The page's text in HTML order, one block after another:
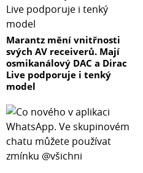
Marantz mění vnitřnosti
svých AV receiverů. Mají
osmikanálový DAC a Dirac
Live podporuje i tenký
model